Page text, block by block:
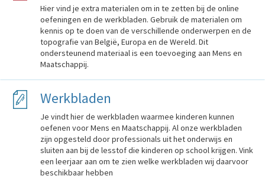
Hier vind je extra materialen om in te zetten bij de online
oefeningen en de werkbladen. Gebruik de materialen om
kennis op te doen van de verschillende onderwerpen en de
topografie van België, Europa en de Wereld. Dit
ondersteunend materiaal is een toevoeging aan Mens en
Maatschappij.
Werkbladen
Je vindt hier de werkbladen waarmee kinderen kunnen
oefenen voor Mens en Maatschappij. Al onze werkbladen
zijn opgesteld door professionals uit het onderwijs en
sluiten aan bij de lesstof die kinderen op school krijgen. Vink
een leerjaar aan om te zien welke werkbladen wij daarvoor
beschikbaar hebben